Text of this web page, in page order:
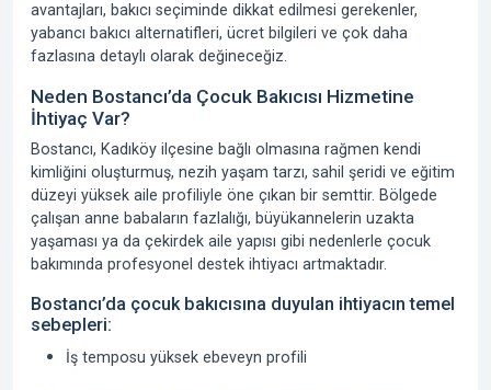
avantajları, bakıcı seçiminde dikkat edilmesi gerekenler,
yabancı bakıcı alternatifleri, ücret bilgileri ve çok daha
fazlasına detaylı olarak değineceğiz.
Neden Bostancı’da Çocuk Bakıcısı Hizmetine
İhtiyaç Var?
Bostancı, Kadıköy ilçesine bağlı olmasına rağmen kendi
kimliğini oluşturmuş, nezih yaşam tarzı, sahil şeridi ve eğitim
düzeyi yüksek aile profiliyle öne çıkan bir semttir. Bölgede
çalışan anne babaların fazlalığı, büyükannelerin uzakta
yaşaması ya da çekirdek aile yapısı gibi nedenlerle çocuk
bakımında profesyonel destek ihtiyacı artmaktadır.
Bostancı’da çocuk bakıcısına duyulan ihtiyacın temel
sebepleri:
İş temposu yüksek ebeveyn profili